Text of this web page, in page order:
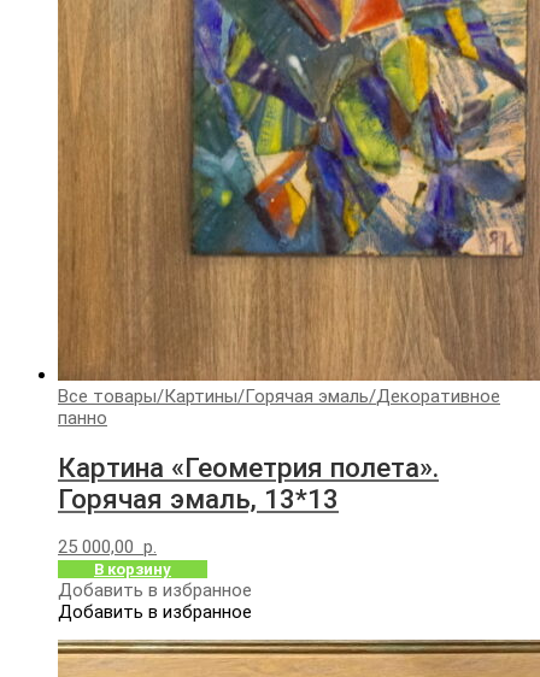
Все товары/Картины/Горячая эмаль/Декоративное
панно
Картина «Геометрия полета».
Горячая эмаль, 13*13
25 000,00 р.
В корзину
Добавить в избранное
Добавить в избранное